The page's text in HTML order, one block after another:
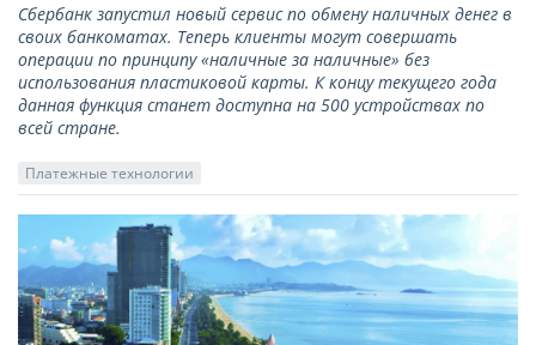
Сбербанк запустил новый сервис по обмену наличных денег в
своих банкоматах. Теперь клиенты могут совершать
операции по принципу «наличные за наличные» без
использования пластиковой карты. К концу текущего года
данная функция станет доступна на 500 устройствах по
всей стране.
Платежные технологии